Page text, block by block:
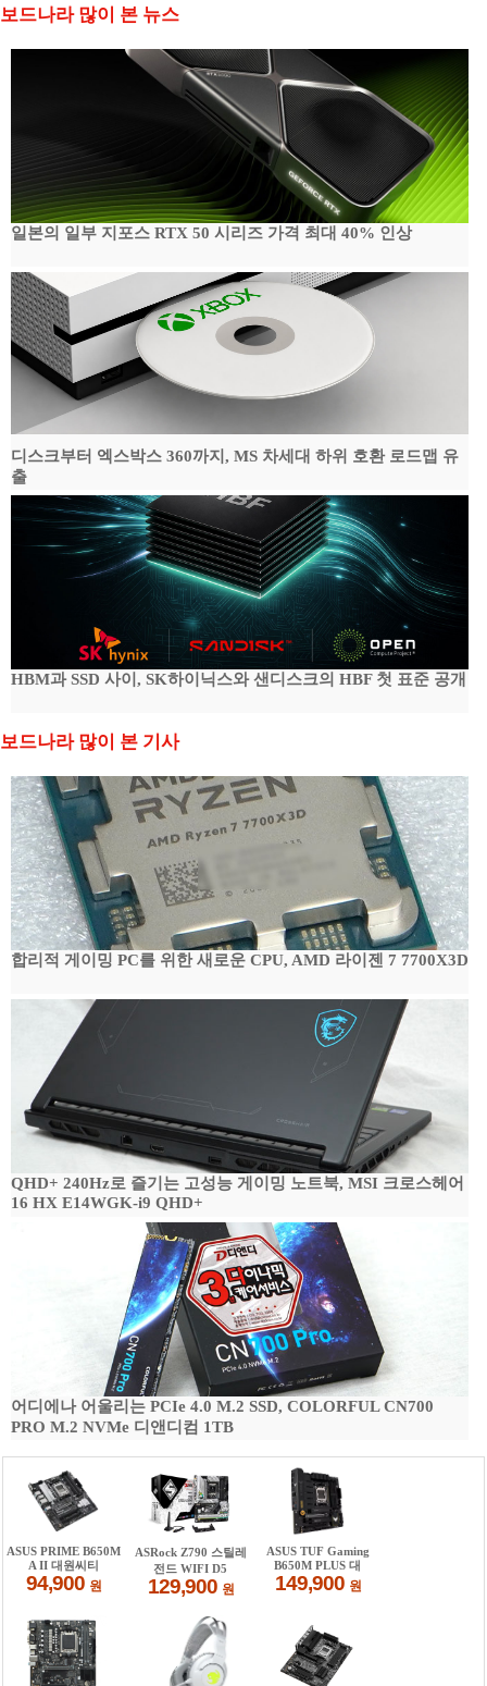
보드나라 많이 본 뉴스
일본의 일부 지포스 RTX 50 시리즈 가격 최대 40% 인상
디스크부터 엑스박스 360까지, MS 차세대 하위 호환 로드맵 유
출
HBM과 SSD 사이, SK하이닉스와 샌디스크의 HBF 첫 표준 공개
보드나라 많이 본 기사
합리적 게이밍 PC를 위한 새로운 CPU, AMD 라이젠 7 7700X3D
QHD+ 240Hz로 즐기는 고성능 게이밍 노트북, MSI 크로스헤어
16 HX E14WGK-i9 QHD+
어디에나 어울리는 PCIe 4.0 M.2 SSD, COLORFUL CN700
PRO M.2 NVMe 디앤디컴 1TB